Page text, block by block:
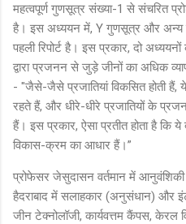
महत्वपूर्ण गुणसूत्र संख्या-1 से संचरित
है। इस अध्ययन में, Y गुणसूत्र और अन्य
पहली रिपोर्ट है। इस प्रकार, दो
द्वारा प्रजनन से जुड़े जीनों का अधिक
- "जैसे-जैसे प्रजातियां विकसित होती हैं,
रहते हैं, और धीरे-धीरे प्रजातियों के
हैं। इस प्रकार, ऐसा प्रतीत होता है कि ये
विकास-क्रम का आधार हैं।”
प्रोफेसर जेसुदासन वर्तमान में आनुवंशिकी
हैदराबाद में सलाहकार (अनुसंधान) और
जीन टेक्नोलॉजी, कार्यवत्तम कैंपस, केरल